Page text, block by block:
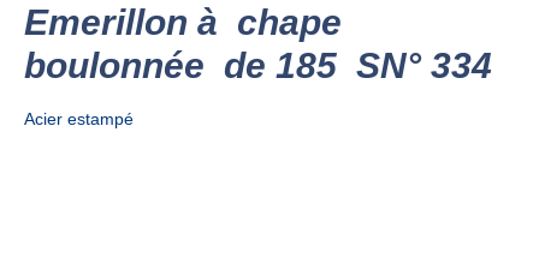
Emerillon à chape
boulonnée de 185 SN° 334
Acier estampé